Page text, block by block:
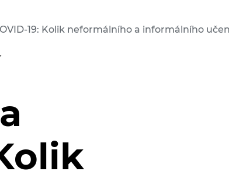
19: Kolik neformálního a informálního